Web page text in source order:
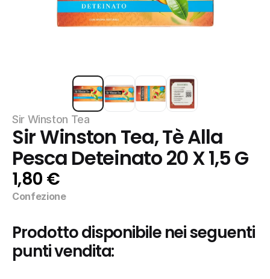
Sir Winston Tea
Sir Winston Tea, Tè Alla
Pesca Deteinato 20 X 1,5 G
1,80 €
Confezione
Prodotto disponibile nei seguenti
punti vendita: